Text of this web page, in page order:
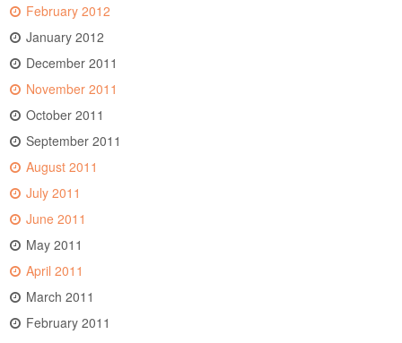
February 2012
January 2012
December 2011
November 2011
October 2011
September 2011
August 2011
July 2011
June 2011
May 2011
April 2011
March 2011
February 2011